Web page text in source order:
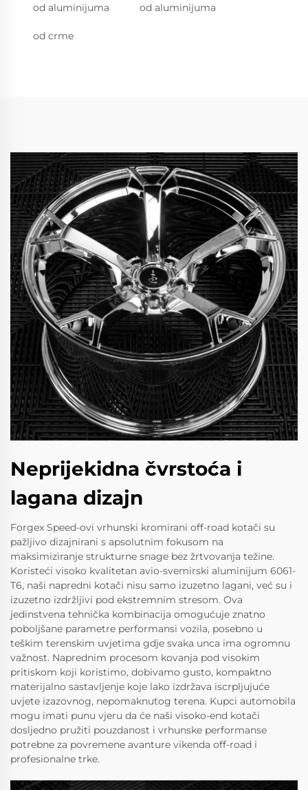
od aluminijuma od aluminijuma
od crme
Neprijekidna čvrstoća i
lagana dizajn
Forgex Speed-ovi vrhunski kromirani off-road kotači su
pažljivo dizajnirani s apsolutnim fokusom na
maksimiziranje strukturne snage bez žrtvovanja težine.
Koristeći visoko kvalitetan avio-svemirski aluminijum 6061-
T6, naši napredni kotači nisu samo izuzetno lagani, već su i
izuzetno izdržljivi pod ekstremnim stresom. Ova
jedinstvena tehnička kombinacija omogućuje znatno
poboljšane parametre performansi vozila, posebno u
teškim terenskim uvjetima gdje svaka unca ima ogromnu
važnost. Naprednim procesom kovanja pod visokim
pritiskom koji koristimo, dobivamo gusto, kompaktno
materijalno sastavljenje koje lako izdržava iscrpljujuće
uvjete izazovnog, nepomaknutog terena. Kupci automobila
mogu imati punu vjeru da će naši visoko-end kotači
dosljedno pružiti pouzdanost i vrhunske performanse
potrebne za povremene avanture vikenda off-road i
profesionalne trke.